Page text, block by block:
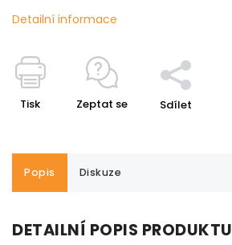
Detailní informace
Tisk Zeptat se Sdílet
Popis Diskuze
DETAILNÍ POPIS PRODUKTU